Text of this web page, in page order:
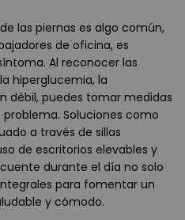
las piernas es algo común,
de oficina, es
Al reconocer las
hiperglucemia, la
débil, puedes tomar medidas
Soluciones como
a través de sillas
de escritorios elevables y
durante el día no solo
para fomentar un
y cómodo.